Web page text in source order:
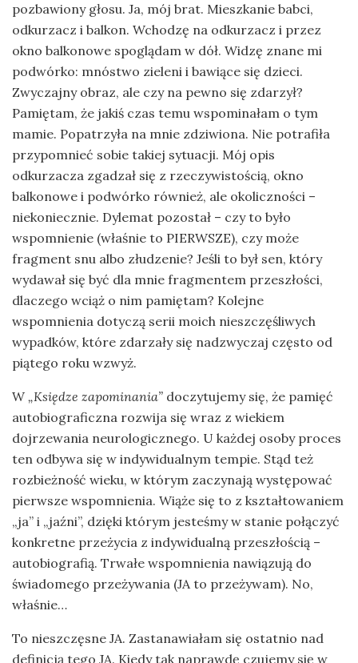
pozbawiony głosu. Ja, mój brat. Mieszkanie babci,
odkurzacz i balkon. Wchodzę na odkurzacz i przez
okno balkonowe spoglądam w dół. Widzę znane mi
podwórko: mnóstwo zieleni i bawiące się dzieci.
Zwyczajny obraz, ale czy na pewno się zdarzył?
Pamiętam, że jakiś czas temu wspominałam o tym
mamie. Popatrzyła na mnie zdziwiona. Nie potrafiła
przypomnieć sobie takiej sytuacji. Mój opis
odkurzacza zgadzał się z rzeczywistością, okno
balkonowe i podwórko również, ale okoliczności –
niekoniecznie. Dylemat pozostał – czy to było
wspomnienie (właśnie to PIERWSZE), czy może
fragment snu albo złudzenie? Jeśli to był sen, który
wydawał się być dla mnie fragmentem przeszłości,
dlaczego wciąż o nim pamiętam? Kolejne
wspomnienia dotyczą serii moich nieszczęśliwych
wypadków, które zdarzały się nadzwyczaj często od
piątego roku wzwyż.
W „Księdze zapominania” doczytujemy się, że pamięć
autobiograficzna rozwija się wraz z wiekiem
dojrzewania neurologicznego. U każdej osoby proces
ten odbywa się w indywidualnym tempie. Stąd też
rozbieżność wieku, w którym zaczynają występować
pierwsze wspomnienia. Wiąże się to z kształtowaniem
„ja” i „jaźni”, dzięki którym jesteśmy w stanie połączyć
konkretne przeżycia z indywidualną przeszłością –
autobiografią. Trwałe wspomnienia nawiązują do
świadomego przeżywania (JA to przeżywam). No,
właśnie…
To nieszczęsne JA. Zastanawiałam się ostatnio nad
definicją tego JA. Kiedy tak naprawdę czujemy się w